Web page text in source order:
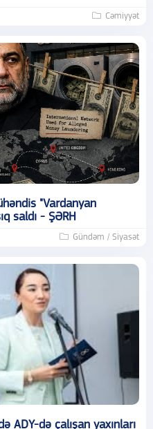
Cəmiyyət
"Vardanyan
saldı - ŞƏRH
Gündəm / Siyasət
ADY-də çalışan yaxınları